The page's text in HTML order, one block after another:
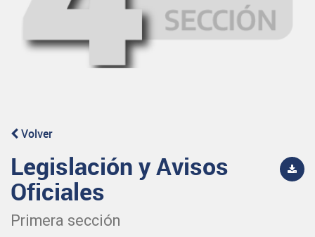
Volver
Legislación y Avisos
Oficiales
Primera sección